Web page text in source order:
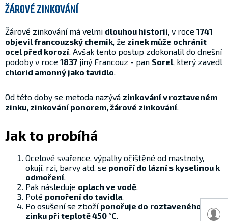
ŽÁROVÉ ZINKOVÁNÍ
Žárové zinkování má velmi dlouhou historii, v roce 1741
objevil francouzský chemik, že zinek může ochránit
ocel před korozí. Avšak tento postup zdokonalil do dnešní
podoby v roce 1837 jiný Francouz - pan Sorel, který zavedl
chlorid amonný jako tavidlo.
Od této doby se metoda nazývá zinkování v roztaveném
zinku, zinkování ponorem, žárové zinkování
Jak to probíhá
Ocelové svařence, výpalky očištěné od mastnoty,
okují, rzi, barvy atd. se ponoří do lázní s kyselinou k
odmoření
Pak následuje oplach ve vodě
Poté ponoření do tavidla
Po osušení se zboží ponořuje do roztaveného
zinku při teplotě 450 °C